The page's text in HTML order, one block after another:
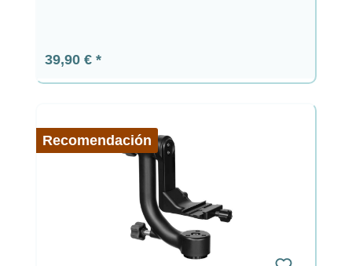
Precio normal:
39,90 €
Recomendación